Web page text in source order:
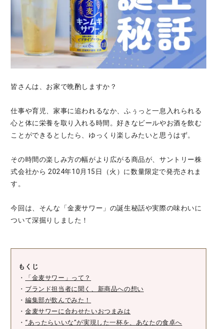
皆さんは、お家で晩酌しますか？
仕事や育児、家事に追われるなか、ふぅっと一息入れられる
心と体に栄養を取り入れる時間。好きなビールやお酒を飲む
ことができるとしたら、ゆっくり楽しみたいと思うはず。
その時間の楽しみ方の幅がより広がる商品が、サントリー株
式会社から 2024年10月15日（火）に数量限定で発売されま
す。
今回は、そんな「金麦サワー」の誕生秘話や実際の味わいに
ついて深掘りしました！
もくじ
・
「金麦サワー」って？
・ ブランド担当者に聞く、新商品への想い
・ 編集部が飲んでみた！
・ 金麦サワーに合わせたいおつまみは
・ “あったらいいな”が実現した一杯を、あなたの食卓へ